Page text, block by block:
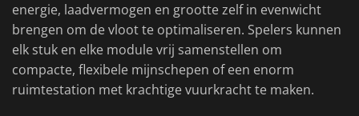
energie, laadvermogen en grootte zelf in evenwicht
brengen om de vloot te optimaliseren. Spelers kunnen
elk stuk en elke module vrij samenstellen om
compacte, flexibele mijnschepen of een enorm
ruimtestation met krachtige vuurkracht te maken.